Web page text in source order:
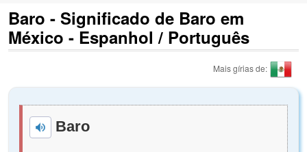
Baro - Significado de Baro em
México - Espanhol / Português
Mais gírias de:
Baro